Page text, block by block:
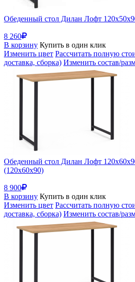
Обеденный стол Дилан Лофт
8 260
В корзину Купить в один клик
Изменить цвет Рассчитать полную
доставка, сборка) Изменить состав/
Обеденный стол Дилан Лофт
(120x60x90)
8 900
В корзину Купить в один клик
Изменить цвет Рассчитать полную
доставка, сборка) Изменить состав/